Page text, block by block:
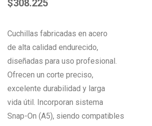
$308.225
Cuchillas fabricadas en acero
de alta calidad endurecido,
diseñadas para uso profesional.
Ofrecen un corte preciso,
excelente durabilidad y larga
vida útil. Incorporan sistema
Snap-On (A5), siendo compatibles